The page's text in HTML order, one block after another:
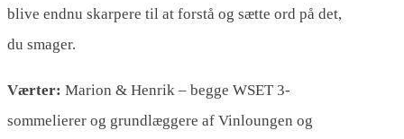
blive endnu skarpere til at forstå og sætte ord på det,
du smager.
Værter: Marion & Henrik – begge WSET 3-
sommelierer og grundlæggere af Vinloungen og